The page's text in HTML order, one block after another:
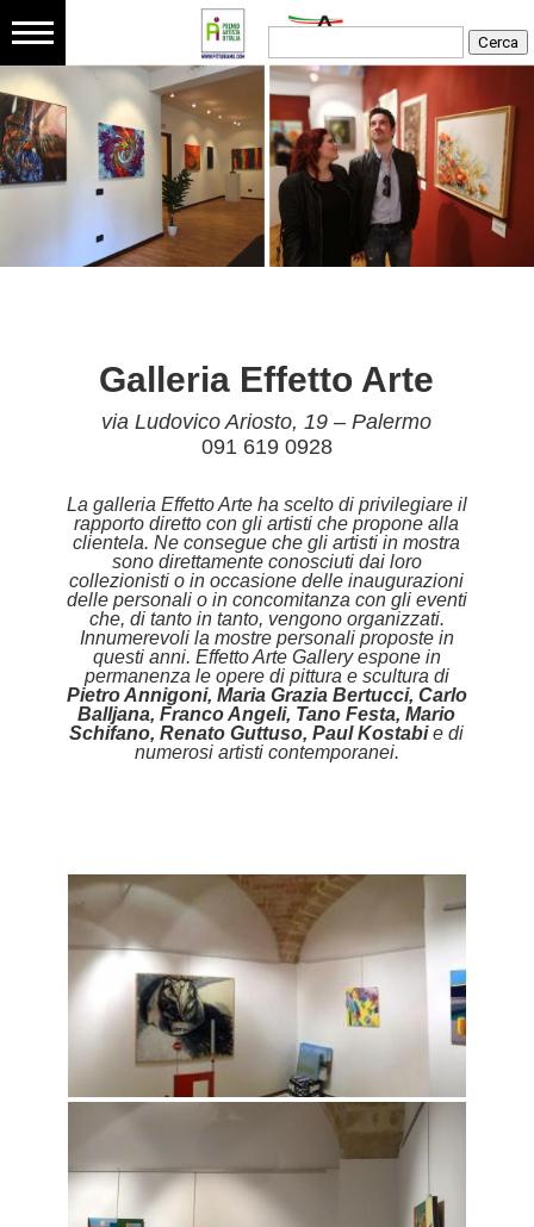
Storia
dell’arte
Quadri
contemporanea
Come
vendere
quadri
online
Eventi
Galleria Effetto Arte
via Ludovico Ariosto, 19 – Palermo
091 619 0928
La galleria Effetto Arte ha scelto di privilegiare il
rapporto diretto con gli artisti che propone alla
clientela. Ne consegue che gli artisti in mostra
sono direttamente conosciuti dai loro
collezionisti o in occasione delle inaugurazioni
delle personali o in concomitanza con gli eventi
che, di tanto in tanto, vengono organizzati.
Innumerevoli la mostre personali proposte in
questi anni. Effetto Arte Gallery espone in
permanenza le opere di pittura e scultura di
Pietro Annigoni, Maria Grazia Bertucci, Carlo
Balljana, Franco Angeli, Tano Festa, Mario
Schifano, Renato Guttuso, Paul Kostabie di
numerosi artisti contemporanei.